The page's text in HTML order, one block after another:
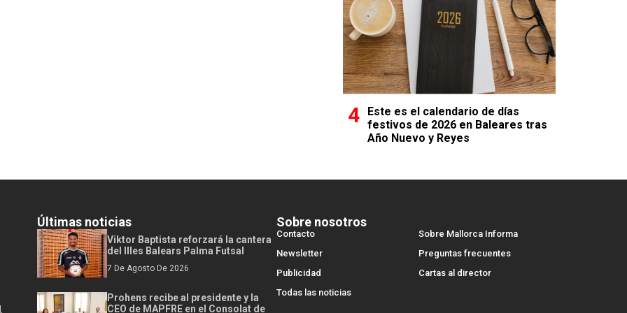
Este es el calendario de días
festivos de 2026 en Baleares tras
Año Nuevo y Reyes
Últimas noticias
Viktor Baptista reforzará la cantera
del Illes Balears Palma Futsal
7 De Agosto De 2026
Prohens recibe al presidente y la
CEO de MAPFRE en el Consolat de
Sobre nosotros
Contacto
Sobre Mallorca Informa
Newsletter
Preguntas frecuentes
Publicidad
Cartas al director
Todas las noticias